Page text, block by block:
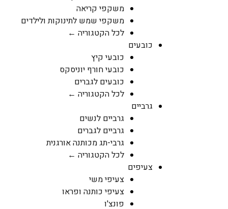
משקפי קריאה
משקפי שמש לתינוקות ולילדים
לכל הקטגוריה ←
כובעים
כובעי קיץ
כובעי חורף יוניסקס
כובעים לגברים
לכל הקטגוריה ←
גרביים
גרביים לנשים
גרביים לגברים
גרבי-תג מכותנה אורגנית
לכל הקטגוריה ←
צעיפים
צעיפי משי
צעיפי כותנה ופראו
פונצ'ו